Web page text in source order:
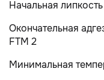
Начальная
Окончательная
FTM 2
Минимальная